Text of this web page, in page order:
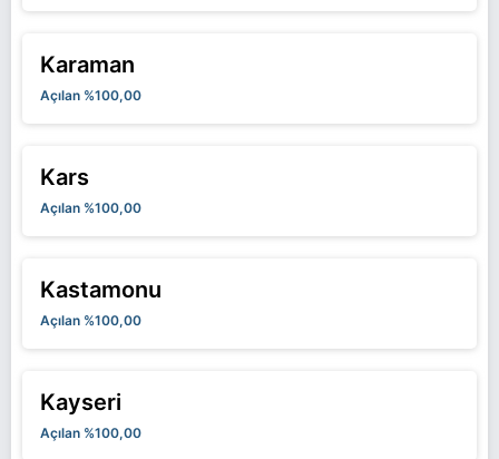
Karaman
Açılan %100,00
Kars
Açılan %100,00
Kastamonu
Açılan %100,00
Kayseri
Açılan %100,00